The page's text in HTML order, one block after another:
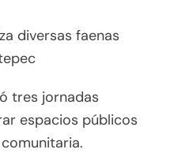
diversas faenas
tres jornadas
espacios públicos